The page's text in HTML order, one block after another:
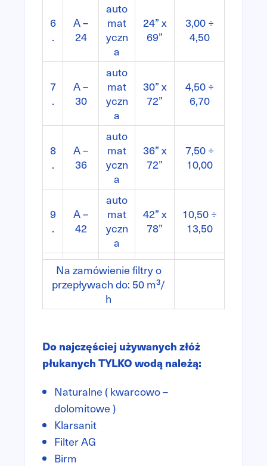
6
.
A –
24
auto
mat
yczn
a
24” x
69”
3,00 ÷
4,50
7
.
A –
30
auto
mat
yczn
a
30” x
72”
4,50 ÷
6,70
8
.
A –
36
auto
mat
yczn
a
36” x
72”
7,50 ÷
10,00
9
.
A –
42
auto
mat
yczn
a
42” x
78”
10,50 ÷
13,50
Na zamówienie filtry o
przepływach do: 50 m³/
h
Do najczęściej używanych złóż
płukanych TYLKO wodą należą:
Naturalne ( kwarcowo –
dolomitowe )
Klarsanit
Filter AG
Birm